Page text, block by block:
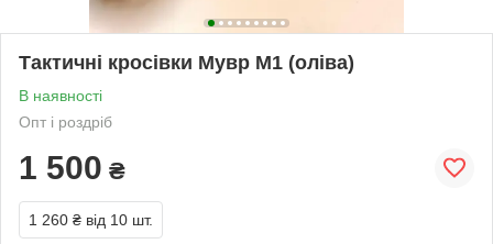
Тактичні кросівки Мувр М1 (оліва)
В наявності
Опт і роздріб
1 500 ₴
1 260 ₴ від 10 шт.